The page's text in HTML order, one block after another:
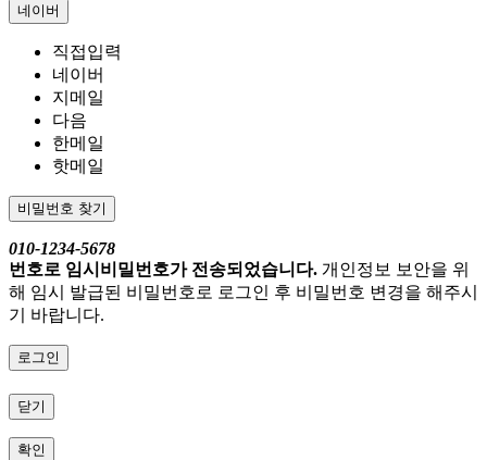
네이버
직접입력
네이버
지메일
다음
한메일
핫메일
비밀번호 찾기
010-1234-5678
번호로 임시비밀번호가 전송되었습니다. 개인정보 보안을 위
해 임시 발급된 비밀번호로 로그인 후 비밀번호 변경을 해주시
기 바랍니다.
로그인
닫기
확인